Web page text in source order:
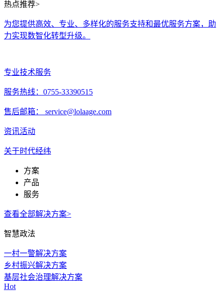
热点推荐>
为您提供高效、专业、多样化的服务支持和最优服务方案，助
力实现数智化转型升级。
专业技术服务
服务热线：0755-33390515
售后邮箱： service@lolaage.com
资讯活动
关于时代经纬
方案
产品
服务
查看全部解决方案>
智慧政法
一村一警解决方案
乡村振兴解决方案
基层社会治理解决方案
Hot